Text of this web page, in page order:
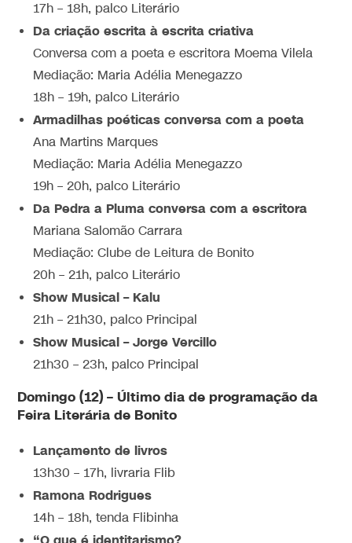
17h – 18h, palco Literário
Da criação escrita à escrita criativa
Conversa com a poeta e escritora Moema Vilela
Mediação: Maria Adélia Menegazzo
18h – 19h, palco Literário
Armadilhas poéticas conversa com a poeta
Ana Martins Marques
Mediação: Maria Adélia Menegazzo
19h – 20h, palco Literário
Da Pedra a Pluma conversa com a escritora
Mariana Salomão Carrara
Mediação: Clube de Leitura de Bonito
20h – 21h, palco Literário
Show Musical – Kalu
21h – 21h30, palco Principal
Show Musical – Jorge Vercillo
21h30 – 23h, palco Principal
Domingo (12) – Último dia de programação da
Feira Literária de Bonito
Lançamento de livros
13h30 – 17h, livraria Flib
Ramona Rodrigues
14h – 18h, tenda Flibinha